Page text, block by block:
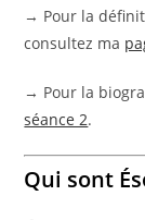
→ Pour la
consultez ma
→ Pour la
séance 2.
Qui sont